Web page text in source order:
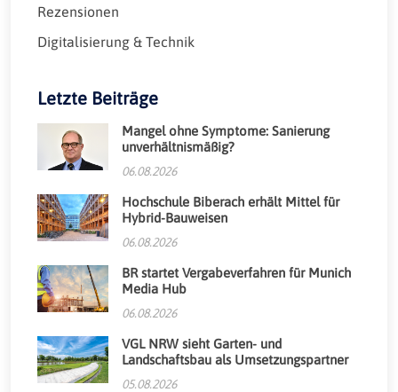
Rezensionen
Digitalisierung & Technik
Letzte Beiträge
Mangel ohne Symptome: Sanierung
unverhältnismäßig?
06.08.2026
Hochschule Biberach erhält Mittel für
Hybrid-Bauweisen
06.08.2026
BR startet Vergabeverfahren für Munich
Media Hub
06.08.2026
VGL NRW sieht Garten- und
Landschaftsbau als Umsetzungspartner
05.08.2026